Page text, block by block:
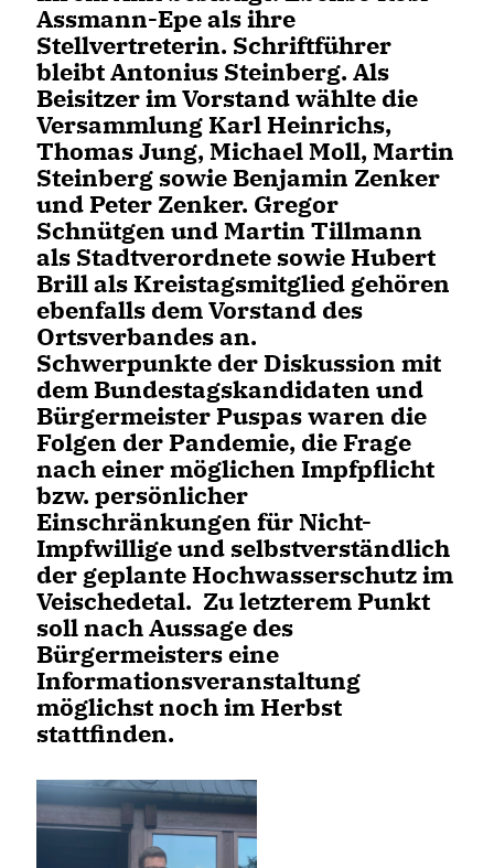
Assmann-Epe als ihre
Stellvertreterin. Schriftführer
bleibt Antonius Steinberg. Als
Beisitzer im Vorstand wählte die
Versammlung Karl Heinrichs,
Thomas Jung, Michael Moll, Martin
Steinberg sowie Benjamin Zenker
und Peter Zenker. Gregor
Schnütgen und Martin Tillmann
als Stadtverordnete sowie Hubert
Brill als Kreistagsmitglied gehören
ebenfalls dem Vorstand des
Ortsverbandes an.
Schwerpunkte der Diskussion mit
dem Bundestagskandidaten und
Bürgermeister Puspas waren die
Folgen der Pandemie, die Frage
nach einer möglichen Impfpflicht
bzw. persönlicher
Einschränkungen für Nicht-
Impfwillige und selbstverständlich
der geplante Hochwasserschutz im
Veischedetal. Zu letzterem Punkt
soll nach Aussage des
Bürgermeisters eine
Informationsveranstaltung
möglichst noch im Herbst
stattfinden.